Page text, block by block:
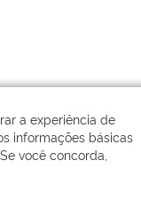
a experiência de
informações básicas
você concorda,